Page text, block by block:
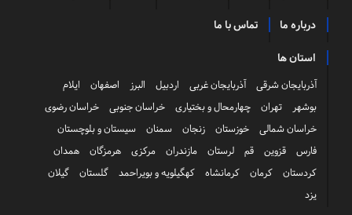
درباره ما تماس با ما
استان ها
آذربایجان شرقی آذربایجان غربی اردبیل البرز اصفهان
ایلام
بوشهر
تهران چهارمحال و بختیاری خراسان جنوبی
خراسان رضوی
خراسان شمالی
خوزستان زنجان سمنان
سیستان و بلوچستان
فارس
قزوین قم لرستان مازندران مرکزی هرمزگان
همدان
کردستان
کرمان کرمانشاه کهگیلویه و بویراحمد گلستان
گیلان
یزد